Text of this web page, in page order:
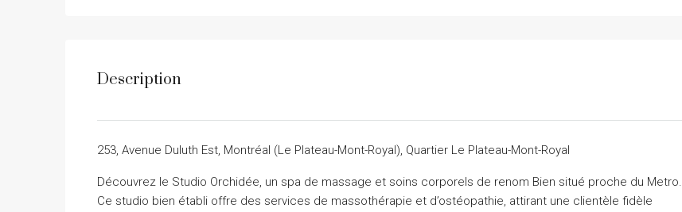
Description
253, Avenue Duluth Est, Montréal (Le Plateau-Mont-Royal), Quartier Le Plateau-Mont-Royal
Découvrez le Studio Orchidée, un spa de massage et soins corporels de renom Bien situé proche du Metro.
Ce studio bien établi offre des services de massothérapie et d’ostéopathie, attirant une clientèle fidèle